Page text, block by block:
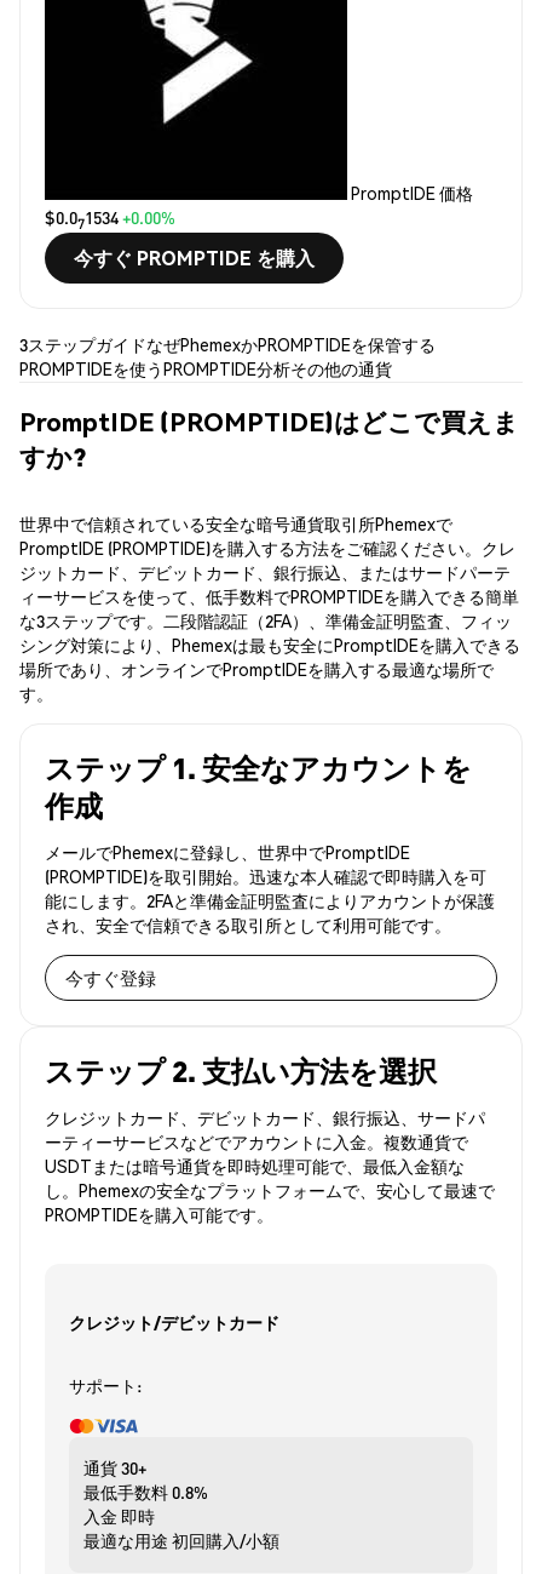
PromptIDE 価格
$0.071534+0.00%
今すぐ PROMPTIDE を購入
3ステップガイドなぜPhemexかPROMPTIDEを保管する
PROMPTIDEを使うPROMPTIDE分析その他の通貨
PromptIDE (PROMPTIDE)はどこで買えま
すか?
世界中で信頼されている安全な暗号通貨取引所Phemexで
PromptIDE (PROMPTIDE)を購入する方法をご確認ください。クレ
ジットカード、デビットカード、銀行振込、またはサードパーテ
ィーサービスを使って、低手数料でPROMPTIDEを購入できる簡単
な3ステップです。二段階認証（2FA）、準備金証明監査、フィッ
シング対策により、Phemexは最も安全にPromptIDEを購入できる
場所であり、オンラインでPromptIDEを購入する最適な場所で
す。
ステップ 1. 安全なアカウントを
作成
メールでPhemexに登録し、世界中でPromptIDE
(PROMPTIDE)を取引開始。迅速な本人確認で即時購入を可
能にします。2FAと準備金証明監査によりアカウントが保護
され、安全で信頼できる取引所として利用可能です。
今すぐ登録
ステップ 2. 支払い方法を選択
クレジットカード、デビットカード、銀行振込、サードパ
ーティーサービスなどでアカウントに入金。複数通貨で
USDTまたは暗号通貨を即時処理可能で、最低入金額な
し。Phemexの安全なプラットフォームで、安心して最速で
PROMPTIDEを購入可能です。
クレジット/デビットカード
サポート:
通貨30+
最低手数料0.8%
入金 即時
最適な用途 初回購入/小額